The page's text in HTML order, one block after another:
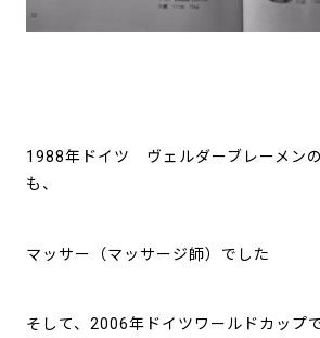
1988年ドイツ ヴェルダーブレーメンの
も、
マッサー（マッサージ師）でした
そして、2006年ドイツワールドカップで